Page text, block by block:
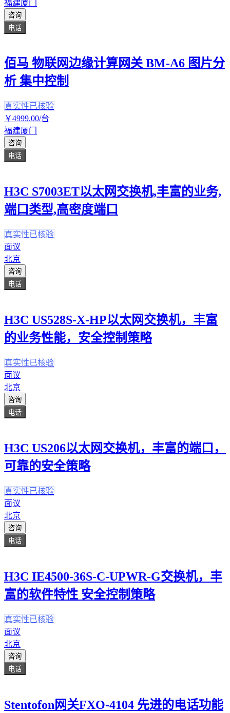
福建厦门
咨询
电话
佰马 物联网边缘计算网关 BM-A6 图片分
析 集中控制
真实性已核验
￥4999.00/台
福建厦门
咨询
电话
H3C S7003ET以太网交换机,丰富的业务,
端口类型,高密度端口
真实性已核验
面议
北京
咨询
电话
H3C US528S-X-HP以太网交换机，丰富
的业务性能，安全控制策略
真实性已核验
面议
北京
咨询
电话
H3C US206以太网交换机，丰富的端口，
可靠的安全策略
真实性已核验
面议
北京
咨询
电话
H3C IE4500-36S-C-UPWR-G交换机，丰
富的软件特性 安全控制策略
真实性已核验
面议
北京
咨询
电话
Stentofon网关FXO-4104 先进的电话功能